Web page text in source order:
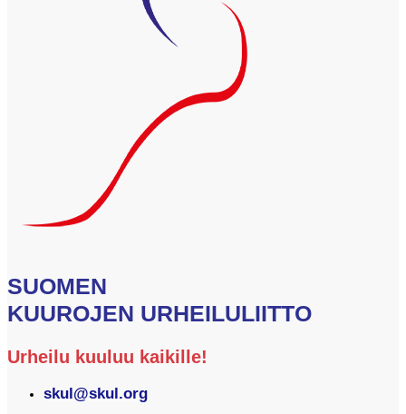
SUOMEN
KUUROJEN URHEILULIITTO
Urheilu kuuluu kaikille!
skul@skul.org